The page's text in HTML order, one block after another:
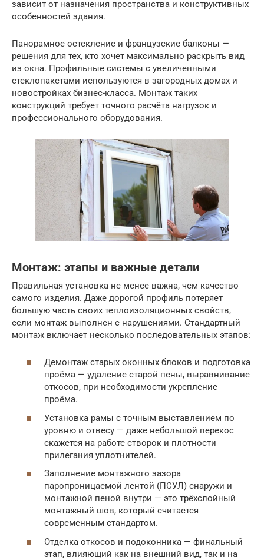
зависит от назначения пространства и конструктивных
особенностей здания.
Панорамное остекление и французские балконы —
решения для тех, кто хочет максимально раскрыть вид
из окна. Профильные системы с увеличенными
стеклопакетами используются в загородных домах и
новостройках бизнес-класса. Монтаж таких
конструкций требует точного расчёта нагрузок и
профессионального оборудования.
Монтаж: этапы и важные детали
Правильная установка не менее важна, чем качество
самого изделия. Даже дорогой профиль потеряет
большую часть своих теплоизоляционных свойств,
если монтаж выполнен с нарушениями. Стандартный
монтаж включает несколько последовательных этапов:
Демонтаж старых оконных блоков и подготовка
проёма — удаление старой пены, выравнивание
откосов, при необходимости укрепление
проёма.
Установка рамы с точным выставлением по
уровню и отвесу — даже небольшой перекос
скажется на работе створок и плотности
прилегания уплотнителей.
Заполнение монтажного зазора
паропроницаемой лентой (ПСУЛ) снаружи и
монтажной пеной внутри — это трёхслойный
монтажный шов, который считается
современным стандартом.
Отделка откосов и подоконника — финальный
этап, влияющий как на внешний вид, так и на